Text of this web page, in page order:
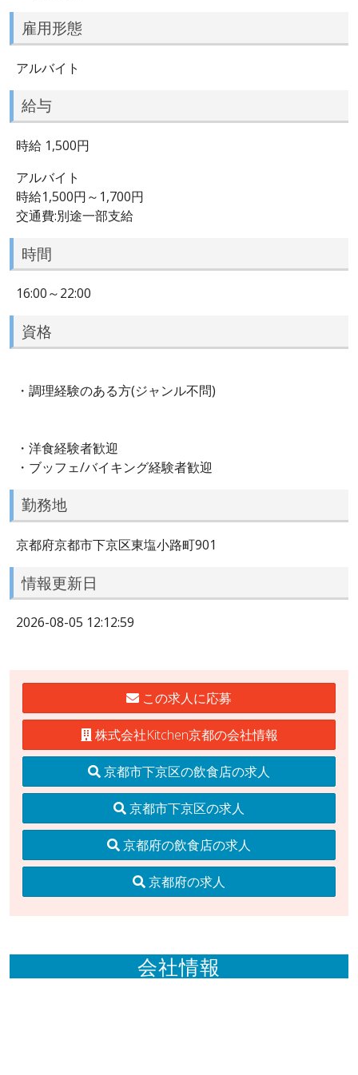
雇用形態
アルバイト
給与
時給 1,500円
アルバイト
時給1,500円～1,700円
交通費:別途一部支給
時間
16:00～22:00
資格
・調理経験のある方(ジャンル不問)
・洋食経験者歓迎
・ブッフェ/バイキング経験者歓迎
勤務地
京都府京都市下京区東塩小路町901
情報更新日
2026-08-05 12:12:59
この求人に応募
株式会社Kitchen京都の会社情報
京都市下京区の飲食店の求人
京都市下京区の求人
京都府の飲食店の求人
京都府の求人
会社情報